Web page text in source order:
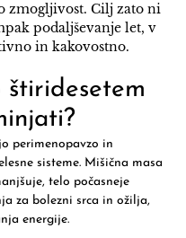
zmogljivost. Cilj zato ni
podaljševanje let, v
in kakovostno.
perimenopavzo in
sisteme. Mišična masa
telo počasneje
za bolezni srca in ožilja,
energije.